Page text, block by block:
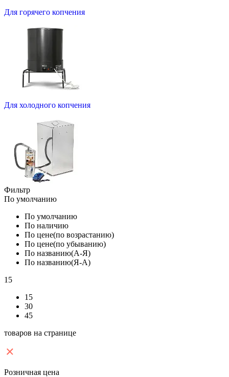
Для горячего копчения
Для холодного копчения
Фильтр
По умолчанию
По умолчанию
По наличию
По цене(по возрастанию)
По цене(по убыванию)
По названию(А-Я)
По названию(Я-А)
15
15
30
45
товаров на странице
Розничная цена